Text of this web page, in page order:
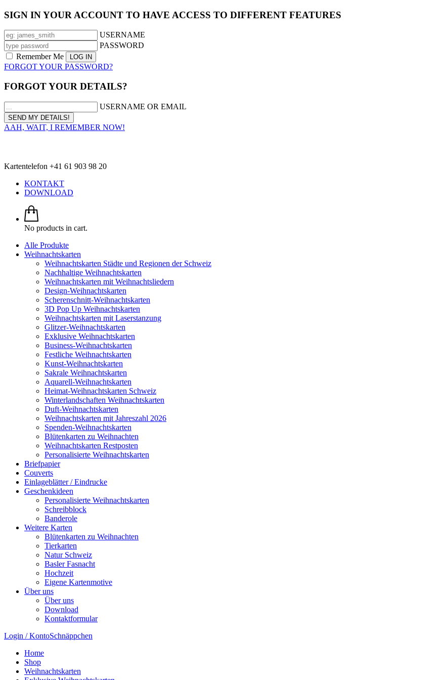
SIGN IN YOUR ACCOUNT TO HAVE ACCESS TO DIFFERENT FEATURES
USERNAME
PASSWORD
Remember Me
FORGOT YOUR PASSWORD?
FORGOT YOUR DETAILS?
USERNAME OR EMAIL
AAH, WAIT, I REMEMBER NOW!
Kartentelefon +41 61 903 98 20
KONTAKT
DOWNLOAD
No products in cart.
Alle Produkte
Weihnachtskarten
Weihnachtskarten Städte und Regionen der Schweiz
Nachhaltige Weihnachtskarten
Weihnachtskarten mit Weihnachtsliedern
Design-Weihnachtskarten
Scherenschnitt-Weihnachtskarten
3D Pop Up Weihnachtskarten
Weihnachtskarten mit Laserstanzung
Glitzer-Weihnachtskarten
Exklusive Weihnachtskarten
Business-Weihnachtskarten
Festliche Weihnachtskarten
Kunst-Weihnachtskarten
Sakrale Weihnachtskarten
Aquarell-Weihnachtskarten
Heimat-Weihnachtskarten Schweiz
Winterlandschaften Weihnachtskarten
Duft-Weihnachtskarten
Weihnachtskarten mit Jahreszahl 2026
Spenden-Weihnachtskarten
Blütenkarten zu Weihnachten
Weihnachtskarten Restposten
Personalisierte Weihnachtskarten
Briefpapier
Couverts
Einlageblätter / Eindrucke
Geschenkideen
Personalisierte Weihnachtskarten
Schreibblock
Banderole
Weitere Karten
Blütenkarten zu Weihnachten
Tierkarten
Natur Schweiz
Basler Fasnacht
Hochzeit
Eigene Kartenmotive
Über uns
Über uns
Download
Kontaktformular
Login / KontoSchnäppchen
Home
Shop
Weihnachtskarten